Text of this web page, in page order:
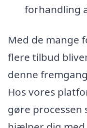
forhandling
Med de mange
flere tilbud
denne
Hos vores
gøre processen